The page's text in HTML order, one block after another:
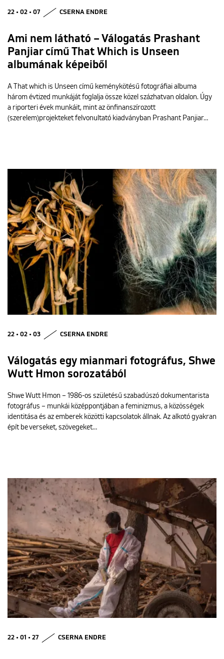
22 • 02 • 07 CSERNA ENDRE
Ami nem látható – Válogatás Prashant
Panjiar című That Which is Unseen
albumának képeiből
A That which is Unseen című keménykötésű fotográfiai albuma
három évtized munkáját foglalja össze közel százhatvan oldalon. Úgy
a riporteri évek munkáit, mint az önfinanszírozott
(szerelem)projekteket felvonultató kiadványban Prashant Panjiar…
22 • 02 • 03 CSERNA ENDRE
Válogatás egy mianmari fotográfus, Shwe
Wutt Hmon sorozatából
Shwe Wutt Hmon – 1986-os születésű szabadúszó dokumentarista
fotográfus – munkái középpontjában a feminizmus, a közösségek
identitása és az emberek közötti kapcsolatok állnak. Az alkotó gyakran
épít be verseket, szövegeket…
22 • 01 • 27 CSERNA ENDRE